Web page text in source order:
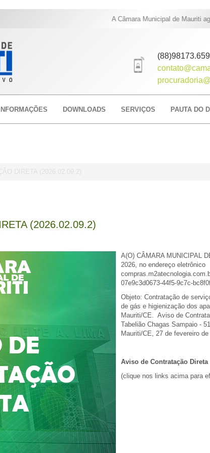
A Câmara Municipal de Mauriti
INFORMAÇÕES DOWNLOADS SERVIÇOS PAUTA DO
DIRETA (2026.02.09.2)
(2026.02.09.2)
A(O) CÂMARA MUNICIPAL
2026, no endereço eletrônico
07e9c3d0673-44f5-9c7c-
Objeto: Contratação de
de gás e higienização dos
Mauriti/CE. Aviso de
Tabelião Chagas Sampaio -
Mauriti/CE, 27 de fevereiro de
Aviso de Contratação Direta
(clique nos links acima para